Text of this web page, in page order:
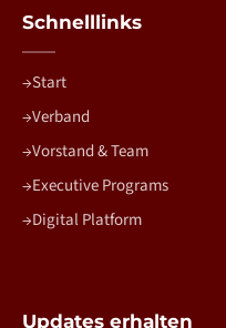
Schnelllinks
Start
Verband
Vorstand & Team
Executive Programs
Digital Platform
Updates erhalten